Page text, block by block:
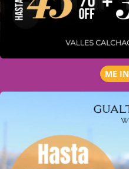
ME